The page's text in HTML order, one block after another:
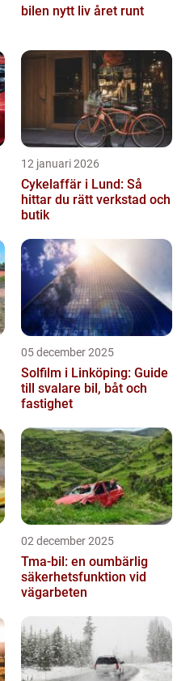
bilen nytt liv året runt
12 januari 2026
Cykelaffär i Lund: Så
hittar du rätt verkstad och
butik
05 december 2025
Solfilm i Linköping: Guide
till svalare bil, båt och
fastighet
02 december 2025
Tma-bil: en oumbärlig
säkerhetsfunktion vid
vägarbeten